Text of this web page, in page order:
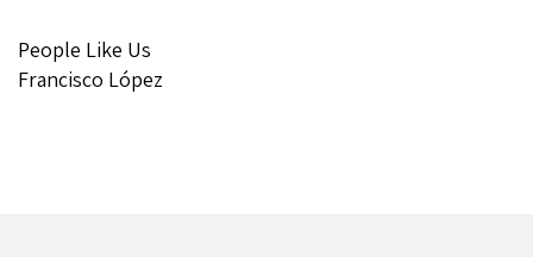
People Like Us
Francisco López